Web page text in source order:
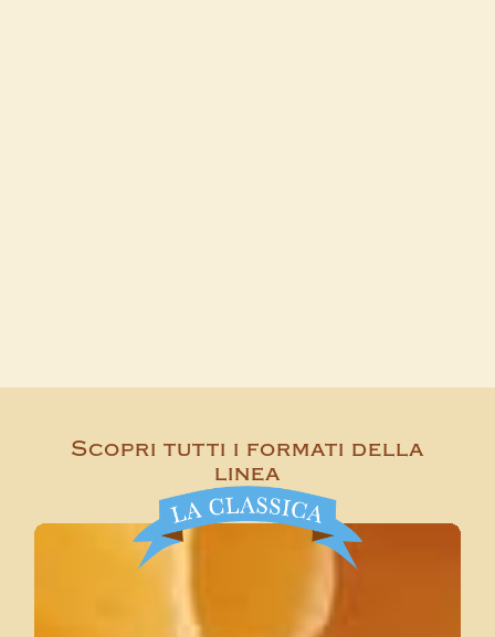
Scopri tutti i formati della
linea